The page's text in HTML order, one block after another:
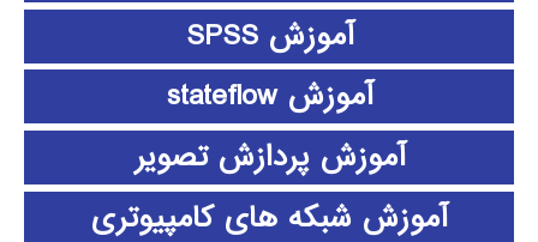
آموزش SPSS
آموزش stateflow
آموزش پردازش تصویر
آموزش شبکه های کامپیوتری